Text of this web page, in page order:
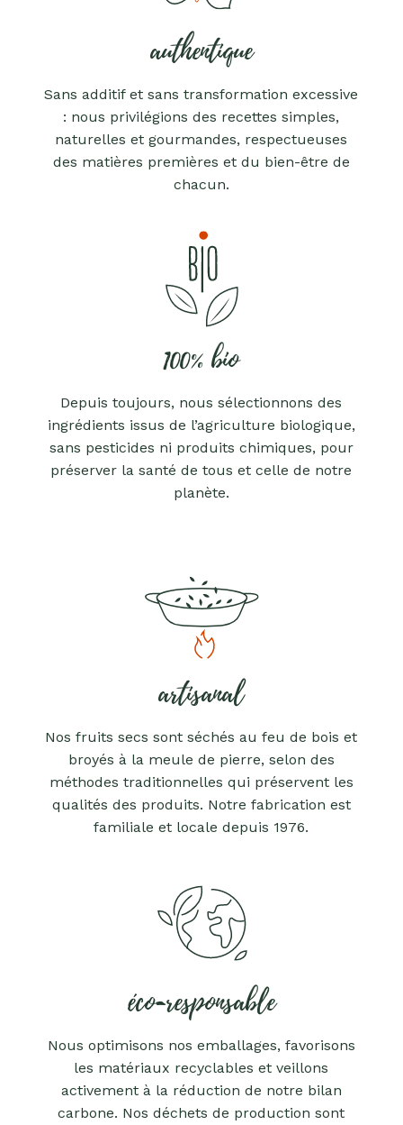
authentique
Sans additif et sans transformation excessive
: nous privilégions des recettes simples,
naturelles et gourmandes, respectueuses
des matières premières et du bien-être de
chacun.
100% bio
Depuis toujours, nous sélectionnons des
ingrédients issus de l’agriculture biologique,
sans pesticides ni produits chimiques, pour
préserver la santé de tous et celle de notre
planète.
artisanal
Nos fruits secs sont séchés au feu de bois et
broyés à la meule de pierre, selon des
méthodes traditionnelles qui préservent les
qualités des produits. Notre fabrication est
familiale et locale depuis 1976.
éco-responsable
Nous optimisons nos emballages, favorisons
les matériaux recyclables et veillons
activement à la réduction de notre bilan
carbone. Nos déchets de production sont